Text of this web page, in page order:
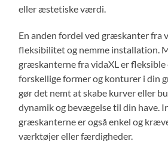
eller æstetiske værdi.
En anden fordel ved græskanter fra
fleksibilitet og nemme installation.
græskanterne fra vidaXL er fleksible
forskellige former og konturer i din
gør det nemt at skabe kurver eller
dynamik og bevægelse til din have.
græskanterne er også enkel og
værktøjer eller færdigheder.